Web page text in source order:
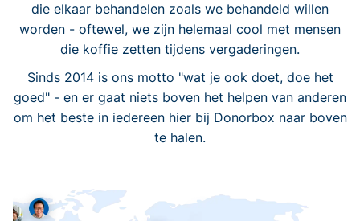
die elkaar behandelen zoals we behandeld willen
worden - oftewel, we zijn helemaal cool met mensen
die koffie zetten tijdens vergaderingen.
Sinds 2014 is ons motto "wat je ook doet, doe het
goed" - en er gaat niets boven het helpen van anderen
om het beste in iedereen hier bij Donorbox naar boven
te halen.